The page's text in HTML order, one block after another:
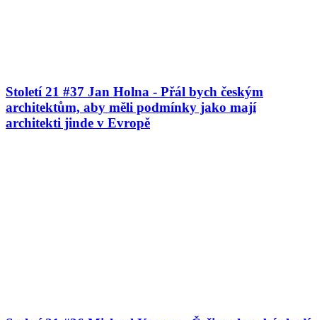
Století 21 #37 Jan Holna - Přál bych českým
architektům, aby měli podmínky jako mají
architekti jinde v Evropě